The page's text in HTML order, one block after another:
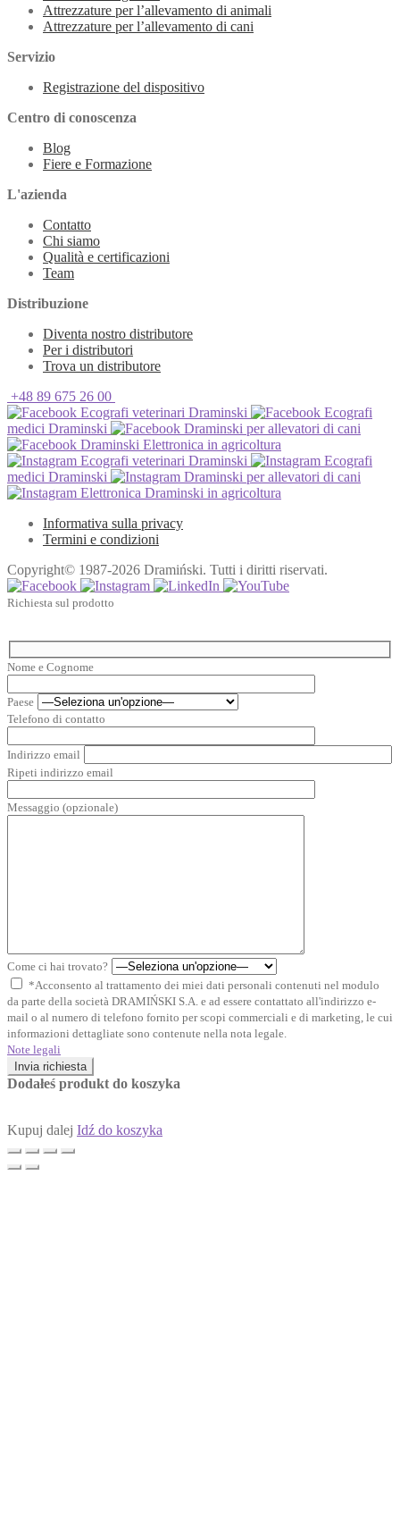
Attrezzature per l’allevamento di animali
Attrezzature per l’allevamento di cani
Servizio
Registrazione del dispositivo
Centro di conoscenza
Blog
Fiere e Formazione
L'azienda
Contatto
Chi siamo
Qualità e certificazioni
Team
Distribuzione
Diventa nostro distributore
Per i distributori
Trova un distributore
+48 89 675 26 00
Ecografi veterinari Draminski
Ecografi
medici Draminski
Draminski per allevatori di cani
Draminski Elettronica in agricoltura
Ecografi veterinari Draminski
Ecografi
medici Draminski
Draminski per allevatori di cani
Elettronica Draminski in agricoltura
Informativa sulla privacy
Termini e condizioni
Copyright© 1987-2026 Dramiński. Tutti i diritti riservati.
Richiesta sul prodotto
Nome e Cognome
Paese
Telefono di contatto
Indirizzo email
Ripeti indirizzo email
Messaggio (opzionale)
Come ci hai trovato?
*Acconsento al trattamento dei miei dati personali contenuti nel modulo
da parte della società DRAMIŃSKI S.A. e ad essere contattato all'indirizzo e-
mail o al numero di telefono fornito per scopi commerciali e di marketing, le cui
informazioni dettagliate sono contenute nella nota legale.
Note legali
Invia richiesta
Dodałeś produkt do koszyka
Kupuj dalej Idź do koszyka